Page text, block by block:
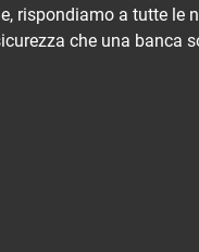
rispondiamo a tutte le
che una banca